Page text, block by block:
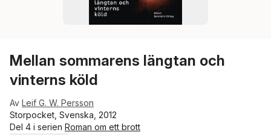
Mellan sommarens längtan och
vinterns köld
Av Leif G. W. Persson
Storpocket, Svenska, 2012
Del 4 i serien Roman om ett brott